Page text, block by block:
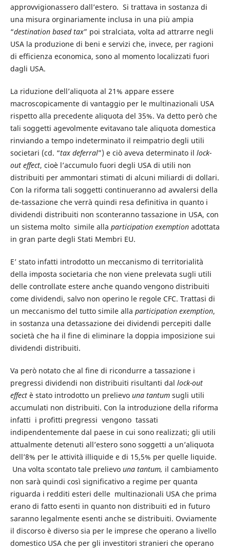
approvvigionassero dall’estero. Si trattava in sostanza di
una misura orginariamente inclusa in una più ampia
“destination based tax” poi stralciata, volta ad attrarre negli
USA la produzione di beni e servizi che, invece, per ragioni
di efficienza economica, sono al momento localizzati fuori
dagli USA.
La riduzione dell’aliquota al 21% appare essere
macroscopicamente di vantaggio per le multinazionali USA
rispetto alla precedente aliquota del 35%. Va detto però che
tali soggetti agevolmente evitavano tale aliquota domestica
rinviando a tempo indeterminato il reimpatrio degli utili
societari (cd. “tax deferral”) e ciò aveva determinato il lock-
out effect, cioè l’accumulo fuori degli USA di utili non
distribuiti per ammontari stimati di alcuni miliardi di dollari.
Con la riforma tali soggetti continueranno ad avvalersi della
de-tassazione che verrà quindi resa definitiva in quanto i
dividendi distribuiti non sconteranno tassazione in USA, con
un sistema molto simile alla participation exemptionadottata
in gran parte degli Stati Membri EU.
E’ stato infatti introdotto un meccanismo di territorialità
della imposta societaria che non viene prelevata sugli utili
delle controllate estere anche quando vengono distribuiti
come dividendi, salvo non operino le regole CFC. Trattasi di
un meccanismo del tutto simile alla participation exemption,
in sostanza una detassazione dei dividendi percepiti dalle
società che ha il fine di eliminare la doppia imposizione sui
dividendi distribuiti.
Va però notato che al fine di ricondurre a tassazione i
pregressi dividendi non distribuiti risultanti dal lock-out
effectè stato introdotto un prelievo una tantumsugli utili
accumulati non distribuiti. Con la introduzione della riforma
infatti i profitti pregressi vengono tassati
indipendentemente dal paese in cui sono realizzati; gli utili
attualmente detenuti all’estero sono soggetti a un’aliquota
dell’8% per le attività illiquide e di 15,5% per quelle liquide.
Una volta scontato tale prelievo una tantum, il cambiamento
non sarà quindi così significativo a regime per quanta
riguarda i redditi esteri delle multinazionali USA che prima
erano di fatto esenti in quanto non distribuiti ed in futuro
saranno legalmente esenti anche se distribuiti. Ovviamente
il discorso è diverso sia per le imprese che operano a livello
domestico USA che per gli investitori stranieri che operano